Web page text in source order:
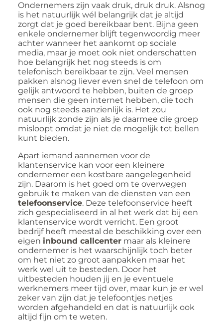
Ondernemers zijn vaak druk, druk druk. Alsnog
is het natuurlijk wél belangrijk dat je altijd
zorgt dat je goed bereikbaar bent. Bijna geen
enkele ondernemer blijft tegenwoordig meer
achter wanneer het aankomt op sociale
media, maar je moet ook niet onderschatten
hoe belangrijk het nog steeds is om
telefonisch bereikbaar te zijn. Veel mensen
pakken alsnog liever even snel de telefoon om
gelijk antwoord te hebben, buiten de groep
mensen die geen internet hebben, die toch
ook nog steeds aanzienlijk is. Het zou
natuurlijk zonde zijn als je daarmee die groep
misloopt omdat je niet de mogelijk tot bellen
kunt bieden.
Apart iemand aannemen voor de
klantenservice kan voor een kleinere
ondernemer een kostbare aangelegenheid
zijn. Daarom is het goed om te overwegen
gebruik te maken van de diensten van een
telefoonservice. Deze telefoonservice heeft
zich gespecialiseerd in al het werk dat bij een
klantenservice wordt verricht. Een groot
bedrijf heeft meestal de beschikking over een
eigen inbound callcenter maar als kleinere
ondernemer is het waarschijnlijk toch beter
om het niet zo groot aanpakken maar het
werk wel uit te besteden. Door het
uitbesteden houden jij en je eventuele
werknemers meer tijd over, maar kun je er wel
zeker van zijn dat je telefoontjes netjes
worden afgehandeld en dat is natuurlijk ook
altijd fijn om te weten.